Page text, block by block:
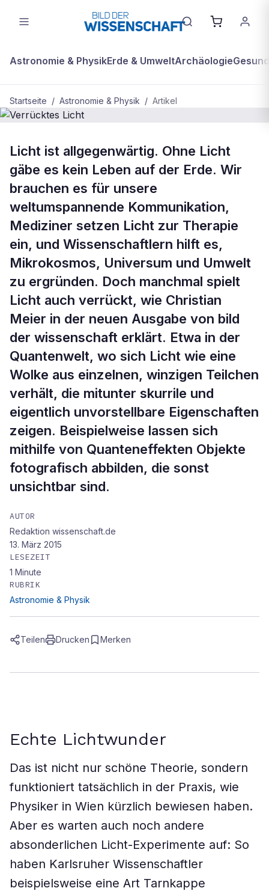
Astronomie & PhysikErde & UmweltArchäologie
Startseite / Astronomie & Physik / Artikel
Verrücktes Licht
Licht ist allgegenwärtig. Ohne Licht
gäbe es kein Leben auf der Erde. Wir
brauchen es für unsere
weltumspannende Kommunikation,
Mediziner setzen Licht zur Therapie
ein, und Wissenschaftlern hilft es,
Mikrokosmos, Universum und Umwelt
zu ergründen. Doch manchmal spielt
Licht auch verrückt, wie Christian
Meier in der neuen Ausgabe von bild
der wissenschaft erklärt. Etwa in der
Quantenwelt, wo sich Licht wie eine
Wolke aus einzelnen, winzigen Teilchen
verhält, die mitunter skurrile und
eigentlich unvorstellbare Eigenschaften
zeigen. Beispielweise lassen sich
mithilfe von Quanteneffekten Objekte
fotografisch abbilden, die sonst
unsichtbar sind.
AUTOR
Redaktion wissenschaft.de
13. März 2015
LESEZEIT
1 Minute
RUBRIK
Astronomie & Physik
Teilen Drucken Merken
Echte Lichtwunder
Das ist nicht nur schöne Theorie, sondern
funktioniert tatsächlich in der Praxis, wie
Physiker in Wien kürzlich bewiesen haben.
Aber es warten auch noch andere
absonderlichen Licht-Experimente auf: So
haben Karlsruher Wissenschaftler
beispielsweise eine Art Tarnkappe